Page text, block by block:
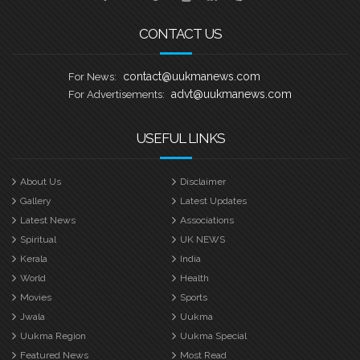
CONTACT US
For News: contact@uukmanews.com
For Advertisements: advt@uukmanews.com
USEFUL LINKS
About Us
Disclaimer
Gallery
Latest Updates
Latest News
Associations
Spiritual
UK NEWS
Kerala
India
World
Health
Movies
Sports
Jwala
Uukma
Uukma Region
Uukma Special
Featured News
Most Read